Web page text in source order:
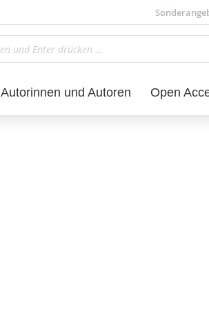
Autorinnen und Autoren Open